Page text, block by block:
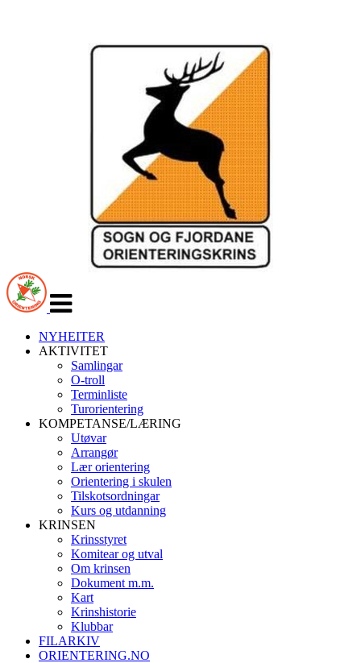
navigasjon
NYHEITER
AKTIVITET
Samlingar
O-troll
Terminliste
Turorientering
KOMPETANSE/LÆRING
Utøvar
Arrangør
Lær orientering
Orientering i skulen
Tilskotsordningar
Kurs og utdanning
KRINSEN
Krinsstyret
Komitear og utval
Om krinsen
Dokument m.m.
Kart
Krinshistorie
Klubbar
FILARKIV
ORIENTERING.NO